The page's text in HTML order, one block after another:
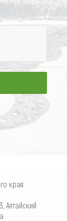
края
Алтайский